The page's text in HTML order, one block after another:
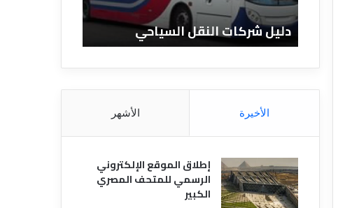
ا
ت
ل
ل
س
ح
ي
دليل شركات النقل السياحي
م
ي
الأخيرة الأشهر
إطلاق الموقع الإلكتروني
الرسمي للمتحف المصري
الكبير